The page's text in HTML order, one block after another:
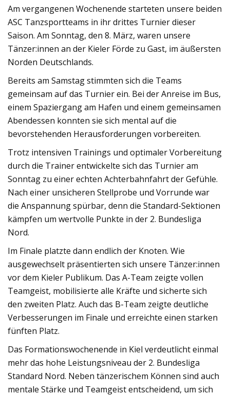
Am vergangenen Wochenende starteten unsere beiden
ASC Tanzsportteams in ihr drittes Turnier dieser
Saison. Am Sonntag, den 8. März, waren unsere
Tänzer:innen an der Kieler Förde zu Gast, im äußersten
Norden Deutschlands.
Bereits am Samstag stimmten sich die Teams
gemeinsam auf das Turnier ein. Bei der Anreise im Bus,
einem Spaziergang am Hafen und einem gemeinsamen
Abendessen konnten sie sich mental auf die
bevorstehenden Herausforderungen vorbereiten.
Trotz intensiven Trainings und optimaler Vorbereitung
durch die Trainer entwickelte sich das Turnier am
Sonntag zu einer echten Achterbahnfahrt der Gefühle.
Nach einer unsicheren Stellprobe und Vorrunde war
die Anspannung spürbar, denn die Standard-Sektionen
kämpfen um wertvolle Punkte in der 2. Bundesliga
Nord.
Im Finale platzte dann endlich der Knoten. Wie
ausgewechselt präsentierten sich unsere Tänzer:innen
vor dem Kieler Publikum. Das A-Team zeigte vollen
Teamgeist, mobilisierte alle Kräfte und sicherte sich
den zweiten Platz. Auch das B-Team zeigte deutliche
Verbesserungen im Finale und erreichte einen starken
fünften Platz.
Das Formationswochenende in Kiel verdeutlicht einmal
mehr das hohe Leistungsniveau der 2. Bundesliga
Standard Nord. Neben tänzerischem Können sind auch
mentale Stärke und Teamgeist entscheidend, um sich